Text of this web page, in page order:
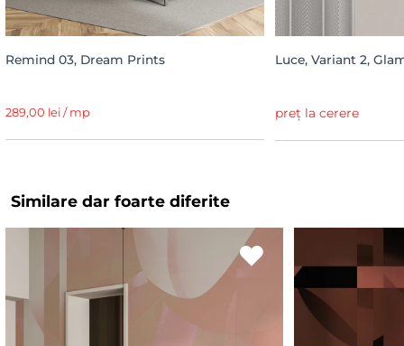
Remind 03, Dream Prints
289,00 lei / mp
Luce, Variant 2,
preț la cerere
Similare dar foarte diferite